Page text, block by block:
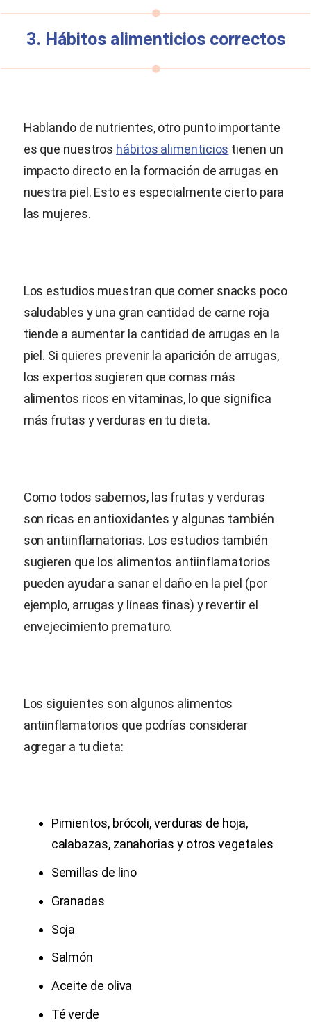
3. Hábitos alimenticios correctos
Hablando de nutrientes, otro punto importante
es que nuestros hábitos alimenticios tienen un
impacto directo en la formación de arrugas en
nuestra piel. Esto es especialmente cierto para
las mujeres.
Los estudios muestran que comer snacks poco
saludables y una gran cantidad de carne roja
tiende a aumentar la cantidad de arrugas en la
piel. Si quieres prevenir la aparición de arrugas,
los expertos sugieren que comas más
alimentos ricos en vitaminas, lo que significa
más frutas y verduras en tu dieta.
Como todos sabemos, las frutas y verduras
son ricas en antioxidantes y algunas también
son antiinflamatorias. Los estudios también
sugieren que los alimentos antiinflamatorios
pueden ayudar a sanar el daño en la piel (por
ejemplo, arrugas y líneas finas) y revertir el
envejecimiento prematuro.
Los siguientes son algunos alimentos
antiinflamatorios que podrías considerar
agregar a tu dieta:
Pimientos, brócoli, verduras de hoja,
calabazas, zanahorias y otros vegetales
Semillas de lino
Granadas
Soja
Salmón
Aceite de oliva
Té verde